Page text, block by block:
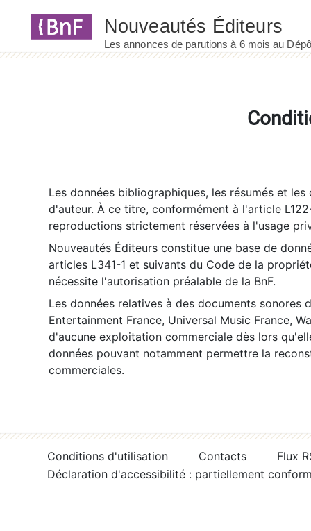
Les données bibliographiques, les résumés et
d'auteur. À ce titre, conformément à l'article
reproductions strictement réservées à l'usage
Nouveautés Éditeurs constitue une base de
articles L341-1 et suivants du Code de la
nécessite l'autorisation préalable de la BnF.
Les données relatives à des documents sonores
Entertainment France, Universal Music France,
d'aucune exploitation commerciale dès lors
données pouvant notamment permettre la
commerciales.
Conditions d'utilisation Contacts
Flux
Déclaration d'accessibilité : partiellement